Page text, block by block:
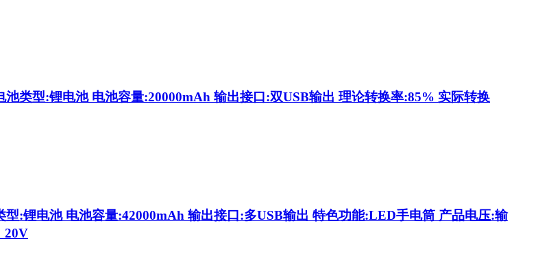
类型:锂电池 电池容量:20000mAh 输出接口:双USB输出 理论转换率:85% 实际转换
:锂电池 电池容量:42000mAh 输出接口:多USB输出 特色功能:LED手电筒 产品电压:输
20V